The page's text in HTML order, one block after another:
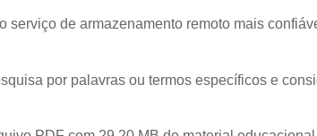
serviço de armazenamento remoto mais
por palavras ou termos específicos e